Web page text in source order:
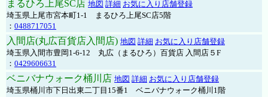
まるひろ上尾SC店 地図 詳細 お気に入り店舗登録
埼玉県上尾市宮本町1-1 まるひろ上尾SC店5階
： 0488717051
入間店(丸広百貨店入間店) 地図 詳細 お気に入り店舗登録
埼玉県入間市豊岡1-6-12 丸広（まるひろ）百貨店 入間店５F
： 0429606631
ベニバナウォーク桶川店 地図 詳細 お気に入り店舗登録
埼玉県桶川市下日出東二丁目15番1 ベニバナウォーク桶川1階